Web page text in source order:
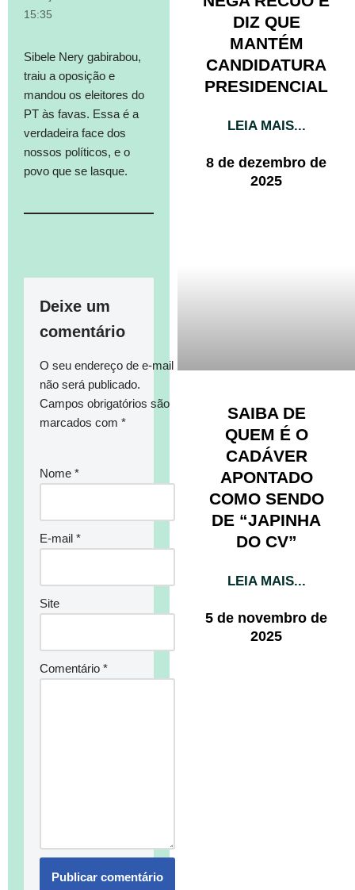
15:35
Sibele Nery gabirabou,
traiu a oposição e
mandou os eleitores do
PT às favas. Essa é a
verdadeira face dos
nossos políticos, e o
povo que se lasque.
Deixe um
comentário
O seu endereço de e-mail
não será publicado.
Campos obrigatórios são
marcados com *
Nome *
E-mail *
Site
Comentário *
DIZ QUE
MANTÉM
CANDIDATURA
PRESIDENCIAL
LEIA MAIS...
8 de dezembro de
2025
SAIBA DE
QUEM É O
CADÁVER
APONTADO
COMO SENDO
DE “JAPINHA
DO CV”
LEIA MAIS...
5 de novembro de
2025